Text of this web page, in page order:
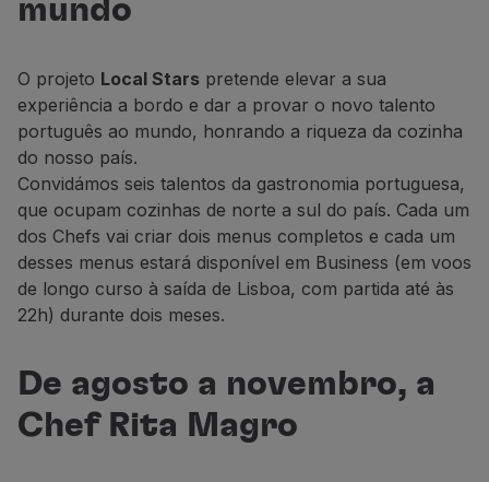
Voar em Economy
Wi-Fi
Gerir reserva
Gestão da Reserva
Extras e Upgrades
Fatura online
TAP Vouchers
Extras
Alugar carro
Alojamento
Check-in
TAP Miles&Go
Programa TAP Miles&Go
Conhecer o Programa
mundo
O projeto Local Stars pretende elevar a sua
experiência a bordo e dar a provar o novo talento
português ao mundo, honrando a riqueza da cozinha
do nosso país.
Convidámos seis talentos da gastronomia portuguesa,
que ocupam cozinhas de norte a sul do país. Cada um
dos Chefs vai criar dois menus completos e cada um
desses menus estará disponível em Business (em voos
de longo curso à saída de Lisboa, com partida até às
22h) durante dois meses.
De agosto a novembro, a
Chef Rita Magro